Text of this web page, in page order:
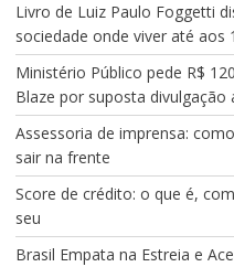
Livro de Luiz Paulo Foggetti
sociedade onde viver até aos
Ministério Público pede R$
Blaze por suposta divulgação
Assessoria de imprensa:
sair na frente
Score de crédito: o que é,
seu
Brasil Empata na Estreia e